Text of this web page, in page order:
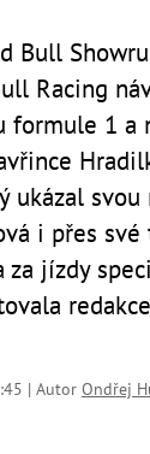
Bull
Racing
formule 1 a
ukázal
i přes
za jízdy
| Autor Ondřej